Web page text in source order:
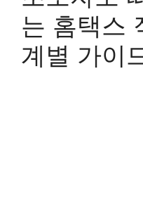
는 홈택스
계별 가이